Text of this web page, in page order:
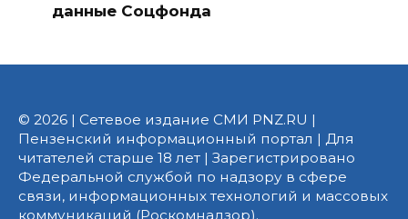
данные Соцфонда
© 2026 | Сетевое издание СМИ PNZ.RU |
Пензенский информационный портал | Для
читателей старше 18 лет | Зарегистрировано
Федеральной службой по надзору в сфере
связи, информационных технологий и массовых
коммуникаций (Роскомнадзор).